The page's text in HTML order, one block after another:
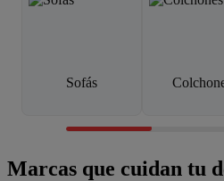
Sofás
Marcas que cuidan tu